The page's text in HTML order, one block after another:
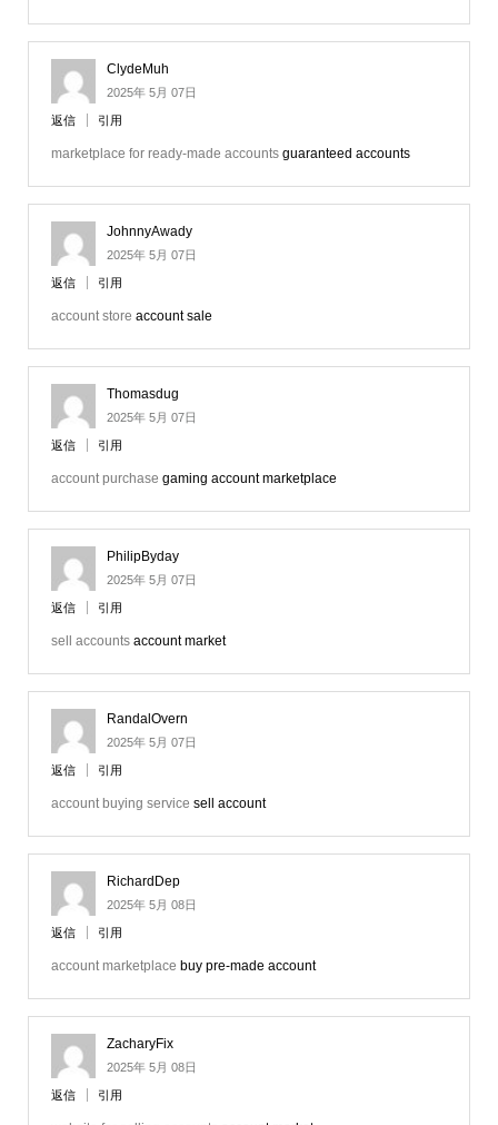
ClydeMuh
2025年 5月 07日
返信 引用
marketplace for ready-made accounts guaranteed accounts
JohnnyAwady
2025年 5月 07日
返信 引用
account store account sale
Thomasdug
2025年 5月 07日
返信 引用
account purchase gaming account marketplace
PhilipByday
2025年 5月 07日
返信 引用
sell accounts account market
RandalOvern
2025年 5月 07日
返信 引用
account buying service sell account
RichardDep
2025年 5月 08日
返信 引用
account marketplace buy pre-made account
ZacharyFix
2025年 5月 08日
返信 引用